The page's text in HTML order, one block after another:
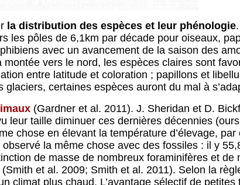
la distribution des espèces et leur phénologie
les pôles de 6,1km par décade pour oiseaux,
avec un avancement de la saison des
vers le nord, les espèces claires sont
entre latitude et coloration ; papillons et
certaines espèces auront du mal à
(Gardner et al. 2011). J. Sheridan et D.
leur taille diminuer ces dernières décennies
chose en élevant la température d’élevage,
la même chose avec des fossiles : il y
de masse de nombreux foraminifères et
et al. 2009; Smith et al. 2011). Selon la
climat plus chaud. L’avantage sélectif de